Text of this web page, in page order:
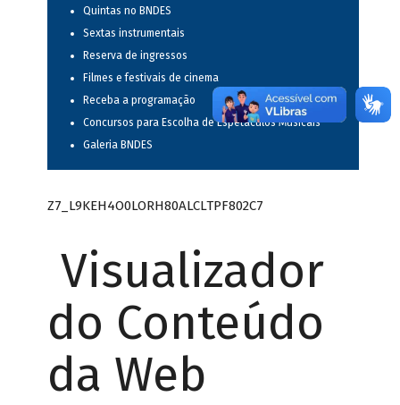
Quintas no BNDES
Sextas instrumentais
Reserva de ingressos
Filmes e festivais de cinema
Receba a programação
Concursos para Escolha de Espetáculos Musicais
Galeria BNDES
Z7_L9KEH4O0LORH80ALCLTPF802C7
Visualizador
do Conteúdo
da Web